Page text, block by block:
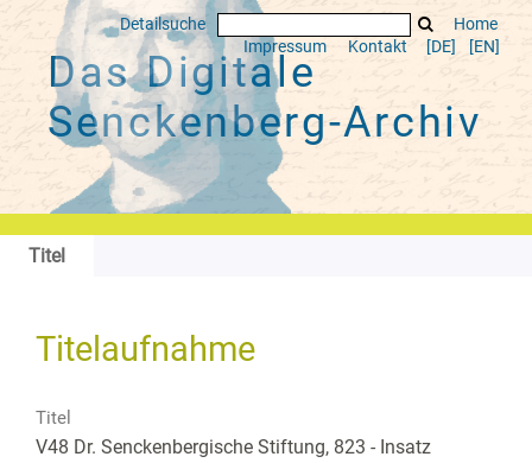
Detailsuche
Home
Impressum
Kontakt [DE] [EN]
Das Digitale
Senckenberg-Archiv
Titel
Titelaufnahme
Titel
V48 Dr. Senckenbergische Stiftung, 823 - Insatz